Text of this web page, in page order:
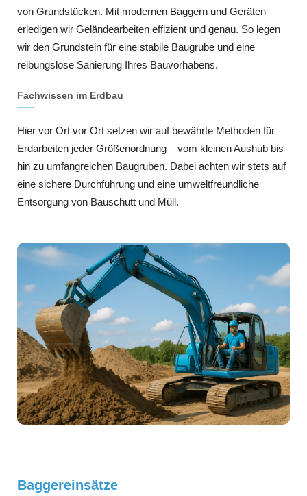
von Grundstücken. Mit modernen Baggern und Geräten
erledigen wir Geländearbeiten effizient und genau. So legen
wir den Grundstein für eine stabile Baugrube und eine
reibungslose Sanierung Ihres Bauvorhabens.
Fachwissen im Erdbau
Hier vor Ort vor Ort setzen wir auf bewährte Methoden für
Erdarbeiten jeder Größenordnung – vom kleinen Aushub bis
hin zu umfangreichen Baugruben. Dabei achten wir stets auf
eine sichere Durchführung und eine umweltfreundliche
Entsorgung von Bauschutt und Müll.
Baggereinsätze